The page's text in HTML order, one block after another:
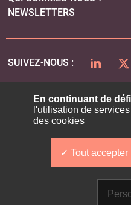
COOKIES
En continuant de
l'utilisation de
des cookies
Tout accepter